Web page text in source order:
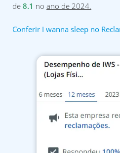
de 8.1 no ano de 2024.
Conferir I wanna sleep no